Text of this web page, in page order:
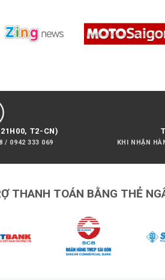
T2-CN)
/ 0942 333 069 KHI NHẬN
THANH TOÁN BẰNG THẺ